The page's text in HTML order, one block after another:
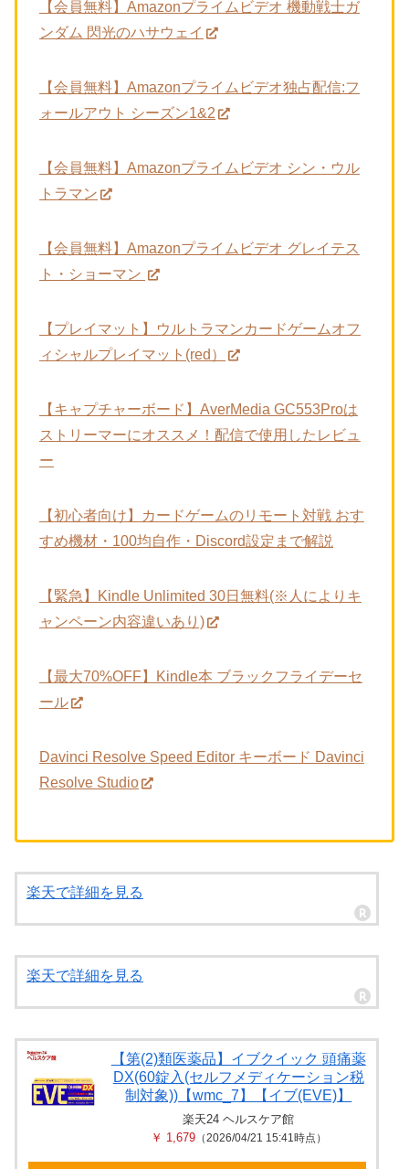
【会員無料】Amazonプライムビデオ 機動戦士ガ
ンダム 閃光のハサウェイ
【会員無料】Amazonプライムビデオ独占配信:フ
ォールアウト シーズン1&2
【会員無料】Amazonプライムビデオ シン・ウル
トラマン
【会員無料】Amazonプライムビデオ グレイテス
ト・ショーマン
【プレイマット】ウルトラマンカードゲームオフ
ィシャルプレイマット(red）
【キャプチャーボード】AverMedia GC553Proは
ストリーマーにオススメ！配信で使用したレビュ
ー
【初心者向け】カードゲームのリモート対戦 おす
すめ機材・100均自作・Discord設定まで解説
【緊急】Kindle Unlimited 30日無料(※人によりキ
ャンペーン内容違いあり)
【最大70%OFF】Kindle本 ブラックフライデーセ
ール
Davinci Resolve Speed Editor キーボード Davinci
Resolve Studio
楽天で詳細を見る
楽天で詳細を見る
【第(2)類医薬品】イブクイック 頭痛薬
DX(60錠入(セルフメディケーション税
制対象))【wmc_7】【イブ(EVE)】
楽天24 ヘルスケア館
￥ 1,679（2026/04/21 15:41時点）